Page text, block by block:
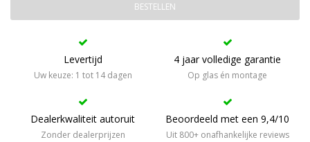
BESTELLEN
Levertijd
Uw keuze: 1 tot 14 dagen
4 jaar volledige garantie
Op glas én montage
Dealerkwaliteit autoruit
Zonder dealerprijzen
Beoordeeld met een 9,4/10
Uit 800+ onafhankelijke reviews